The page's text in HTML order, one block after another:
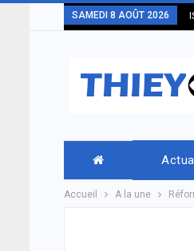
SAMEDI 8 AOÛT 2026
Accueil A la une